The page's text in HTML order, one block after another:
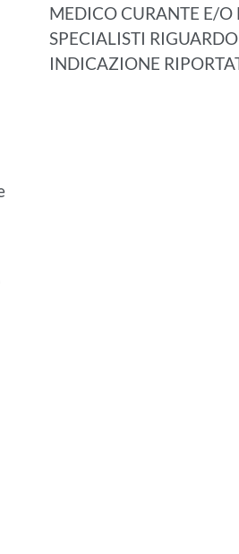
MEDICO CURANTE E/O
SPECIALISTI
INDICAZIONE